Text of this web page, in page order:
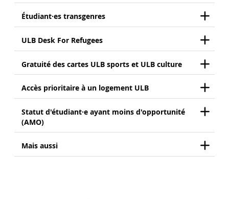
Étudiant·es transgenres
ULB Desk For Refugees
Gratuité des cartes ULB sports et ULB culture
Accès prioritaire à un logement ULB
Statut d'étudiant·e ayant moins d'opportunité
(AMO)
Mais aussi